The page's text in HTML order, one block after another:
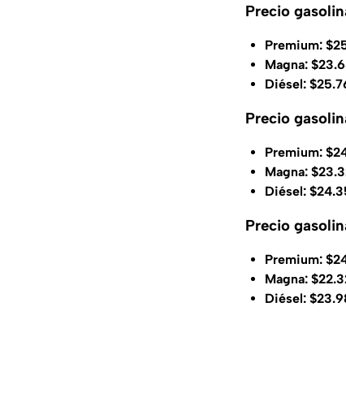
Precio
Premium:
Magna:
Diésel:
Precio
Premium:
Magna:
Diésel:
Precio
Premium:
Magna:
Diésel: